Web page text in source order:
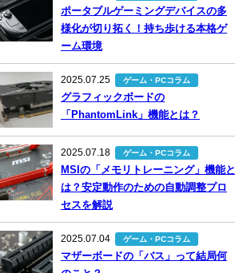
ポータブルゲーミングデバイスの多
様化が切り拓く！持ち歩ける本格ゲ
ーム環境
2025.07.25 ゲーム・PCコラム
グラフィックボードの
「PhantomLink」機能とは？
2025.07.18 ゲーム・PCコラム
MSIの「メモリトレーニング」機能と
は？安定動作のための自動調整プロ
セスを解説
2025.07.04 ゲーム・PCコラム
マザーボードの「バス」って結局何